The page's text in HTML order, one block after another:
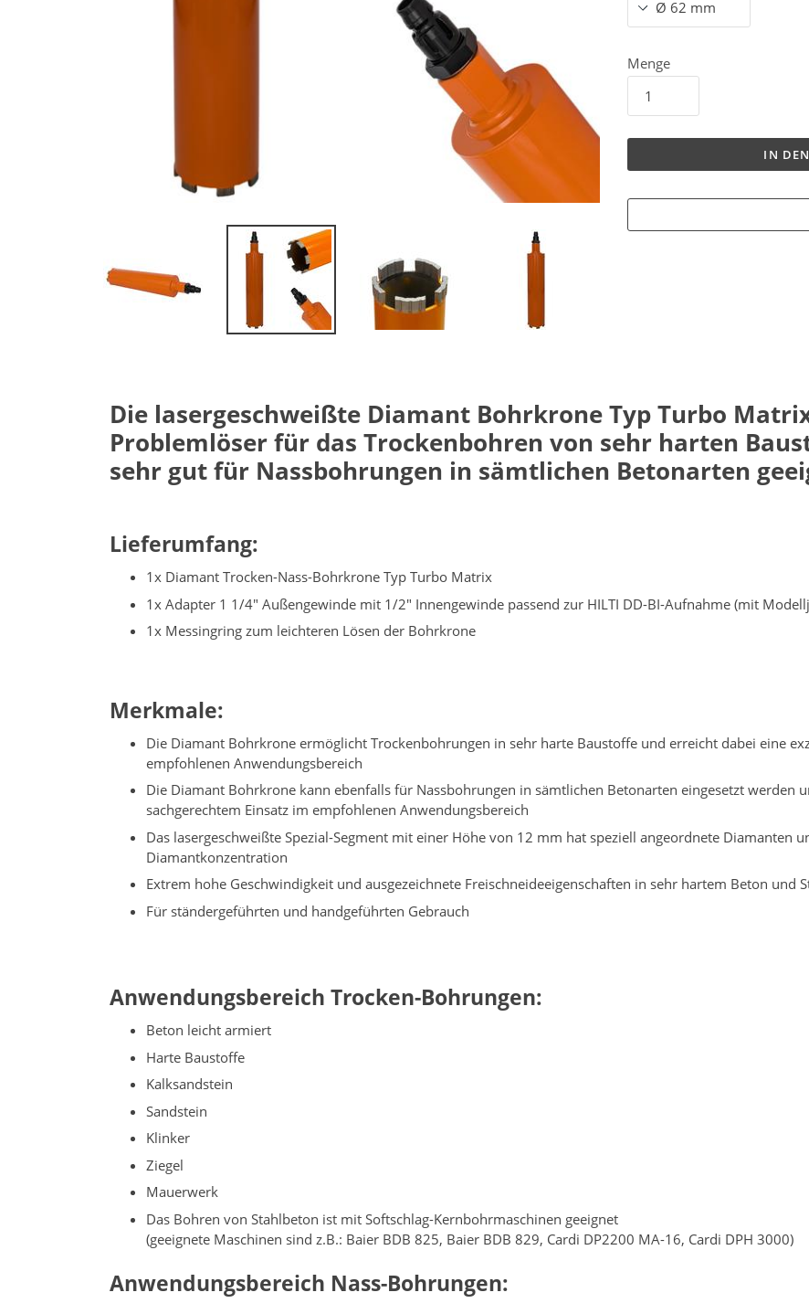
Menge
IN
Die lasergeschweißte Diamant Bohrkrone Typ Turbo
Problemlöser für das Trockenbohren von sehr harten
sehr gut für Nassbohrungen in sämtlichen Betonarten
Lieferumfang:
1x Diamant Trocken-Nass-Bohrkrone Typ Turbo Matrix
1x Adapter 1 1/4" Außengewinde mit 1/2" Innengewinde passend zur HILTI DD-BI-Aufnahme (mit
1x Messingring zum leichteren Lösen der Bohrkrone
Merkmale:
Die Diamant Bohrkrone ermöglicht Trockenbohrungen in sehr harte Baustoffe und erreicht dabei eine
empfohlenen Anwendungsbereich
Die Diamant Bohrkrone kann ebenfalls für Nassbohrungen in sämtlichen Betonarten eingesetzt werden
sachgerechtem Einsatz im empfohlenen Anwendungsbereich
Das lasergeschweißte Spezial-Segment mit einer Höhe von 12 mm hat speziell angeordnete Diamanten
Diamantkonzentration
Extrem hohe Geschwindigkeit und ausgezeichnete Freischneideeigenschaften in sehr hartem Beton und
Für ständergeführten und handgeführten Gebrauch
Anwendungsbereich Trocken-Bohrungen:
Beton leicht armiert
Harte Baustoffe
Kalksandstein
Sandstein
Klinker
Ziegel
Mauerwerk
Das Bohren von Stahlbeton ist mit Softschlag-Kernbohrmaschinen geeignet
(geeignete Maschinen sind z.B.: Baier BDB 825, Baier BDB 829, Cardi DP2200 MA-16, Cardi DPH 3000)
Anwendungsbereich Nass-Bohrungen: